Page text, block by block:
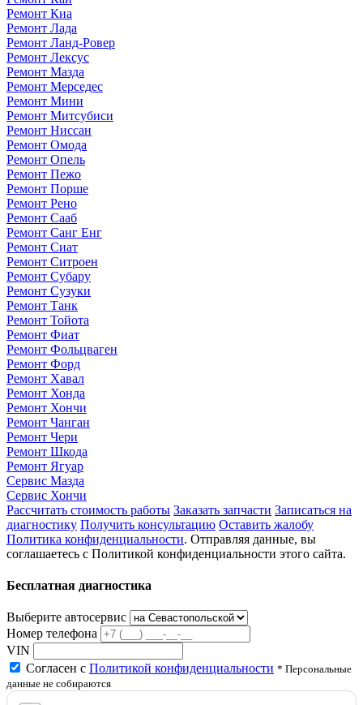
Ремонт Киа
Ремонт Лада
Ремонт Ланд-Ровер
Ремонт Лексус
Ремонт Мазда
Ремонт Мерседес
Ремонт Мини
Ремонт Митсубиси
Ремонт Ниссан
Ремонт Омода
Ремонт Опель
Ремонт Пежо
Ремонт Порше
Ремонт Рено
Ремонт Сааб
Ремонт Санг Енг
Ремонт Сиат
Ремонт Ситроен
Ремонт Субару
Ремонт Сузуки
Ремонт Танк
Ремонт Тойота
Ремонт Фиат
Ремонт Фольцваген
Ремонт Форд
Ремонт Хавал
Ремонт Хонда
Ремонт Хончи
Ремонт Чанган
Ремонт Чери
Ремонт Шкода
Ремонт Ягуар
Сервис Мазда
Сервис Хончи
Рассчитать стоимость работы Заказать запчасти Записаться на
диагностику Получить консультацию Оставить жалобу
Политика конфиденциальности. Отправляя данные, вы
соглашаетесь с Политикой конфиденциальности этого сайта.
Бесплатная диагностика
Выберите автосервис
Номер телефона
VIN
Согласен с Политикой конфиденциальности * Персональные
данные не собираются